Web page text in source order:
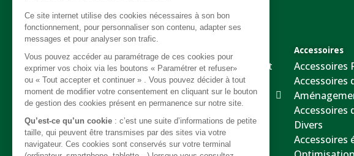
Embrayage - Boite de vitesse / boite de transfert
Câble
Carrosserie / Chassis
Direction
Echappement
Electricité
Accessoires
Accessoires
Accessoires
Accessoires
Divers
Accessoires